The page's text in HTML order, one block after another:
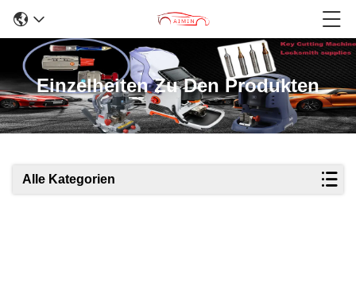
Einzelheiten Zu Den Produkten
Alle Kategorien